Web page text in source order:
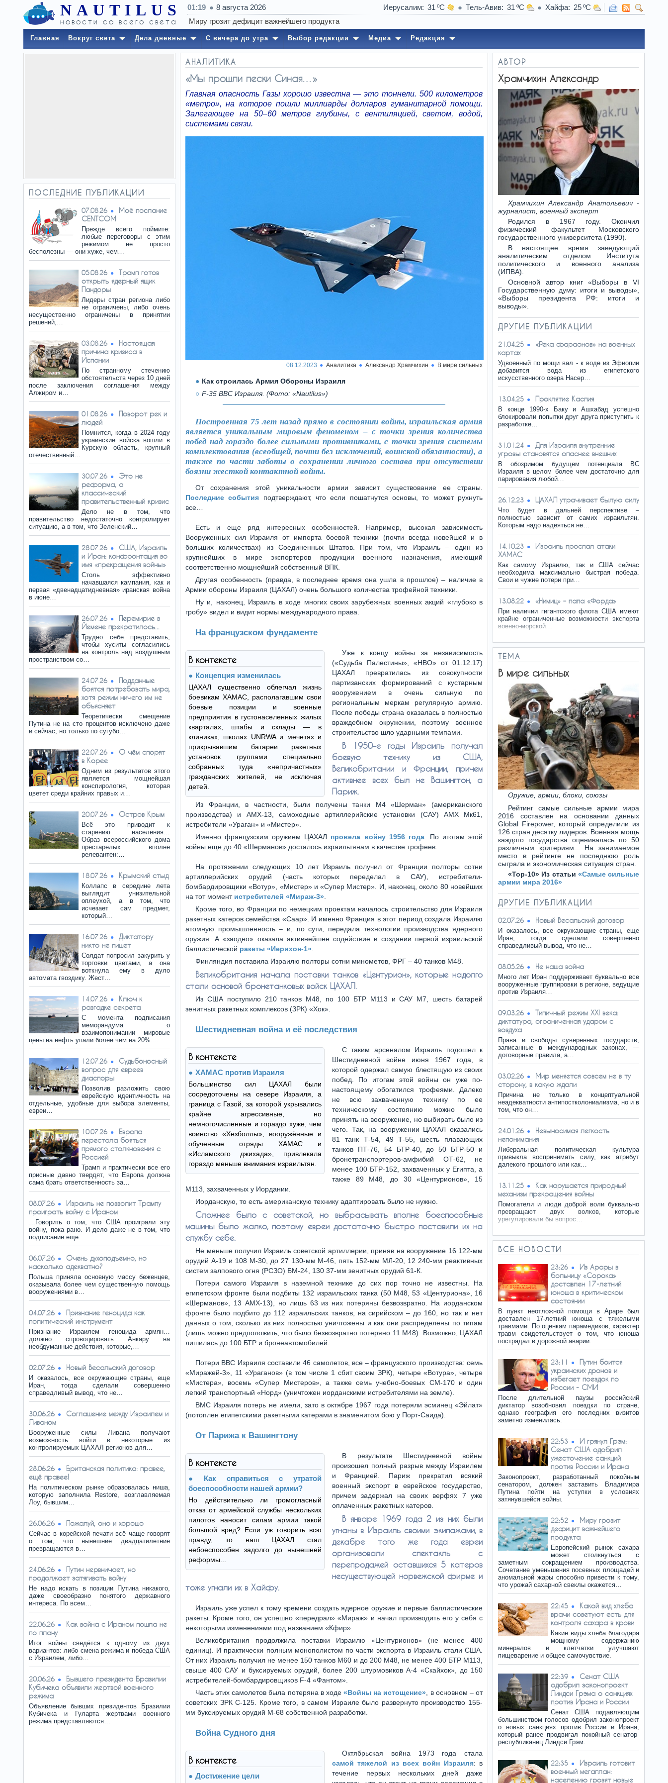
NAUTILUS
новости со всего света
01:19 8 августа 2026 Иерусалим 31 Тель-Авив 31 Хайфа
25
Главная Вокруг света Дела дневные С вечера до утра Выбор редакции Медиа Редакция
ПОСЛЕДНИЕ ПУБЛИКАЦИИ
07.08.26
Моё послание
CENTCOM
Прежде всего поймите:
любые переговоры с этим
режимом не просто
бесполезны — они хуже, чем…
05.08.26
Трамп готов
открыть ядерный ящик
Пандоры
Лидеры стран региона либо
не ограничены, либо очень
несущественно ограничены в принятии
решений,…
03.08.26
Настоящая
причина кризиса в
Испании
По странному стечению
обстоятельств через 10 дней
после заключения соглашения между
Алжиром и…
01.08.26
Поворот рек и
людей
Помнится, когда в 2024 году
украинские войска вошли в
Курскую область, крупный
отечественный…
30.07.26
Это не
реформа, а
классический
правительственный кризис
Дело не в том, что
правительство недостаточно контролирует
ситуацию, а в том, что Зеленский…
28.07.26
США, Израиль
и Иран: конфронтация во
имя «прекращения войны»
Столь эффективно
начавшаяся кампания, как и
первая «двенадцатидневная» иранская война
в июне…
26.07.26
Перемирие в
Йемене прекратилось...
Трудно себе представить,
чтобы хуситы согласились
на контроль над воздушным
пространством со…
24.07.26
Подданные
боятся потребовать мира,
хотя режим ничего им не
объясняет
Теоретически смещение
Путина не на сто процентов исключено даже
и сейчас, но только по сугубо…
22.07.26
О чём спорят
в Корее
Одним из результатов этого
является мощнейшая
конспирология, которая
цветет среди крайних правых и…
20.07.26 Остров Крым
Всё это приводит к
старению населения…
Образ всероссийского дома
престарелых вполне
релевантен:…
18.07.26 Крымский стыд
Коллапс в середине лета
выглядит унизительной
оплеухой, а в том, что
исчезает сам предмет,
который…
16.07.26
Диктатору
никто не пишет
Солдат попросил закурить у
торговки цветами, а она
воткнула ему в дуло
автомата гвоздику. Жест…
14.07.26
Ключ к
разгадке секрета
С момента подписания
меморандума о
взаимопонимании мировые
цены на нефть упали более чем на 20%.…
12.07.26
Судьбоносный
вопрос для евреев
диаспоры
Позволив разложить свою
еврейскую идентичность на
отдельные, удобные для выбора элементы,
евреи…
10.07.26
Европа
перестала бояться
прямого столкновения с
Россией
Трамп и практически все его
присные давно твердят, что Европа должна
сама брать ответственность за…
08.07.26
Израиль не позволит Трампу
проиграть войну с Ираном
…Говорить о том, что США проиграли эту
войну, пока рано. И дело даже не в том, что
подписание еще…
06.07.26
Очень духоподъемно, но
насколько адекватно?
Польша приняла основную массу беженцев,
оказывала более чем существенную помощь
вооружениями в…
04.07.26
Признание геноцида как
политический инструмент
Признание Израилем геноцида армян…
должно спровоцировать Анкару на
необдуманные действия, которые,…
02.07.26 Новый Весальский договор
И оказалось, все окружающие страны, еще
Иран, тогда сделали совершенно
справедливый вывод, что не…
30.06.26
Соглашение между Израилем и
Ливаном
Вооруженные силы Ливана получают
возможность войти в некоторые из
контролируемых ЦАХАЛ регионов для…
28.06.26
Британская политика: правее,
ещё правее!
На политическом рынке образовалась ниша,
которую заполнила Restore, возглавляемая
Лоу, бывшим…
26.06.26 Пожалуй, оно и хорошо
Сейчас в корейской печати всё чаще говорят
о том, что нынешние двадцатилетние
превращаются в…
24.06.26
Путин нервничает, но
продолжает затягивать войну
Не надо искать в позиции Путина никакого,
даже своеобразно понятого державного
интереса. По всем…
22.06.26
Как война с Ираном пошла не
по плану
Итог войны сведётся к одному из двух
вариантов: либо смена режима и победа США
с Израилем, либо…
20.06.26
Бывшего президента Бразилии
Кубичека объявили жертвой военного
режима
Объявление бывших президентов Бразилии
Кубичека и Гуларта жертвами военного
режима представляются…
АНАЛИТИКА
«Мы прошли пески Синая…»
Главная опасность Газы хорошо известна — это тоннели. 500 километров
«метро», на которое пошли миллиарды долларов гуманитарной помощи.
Залегающее на 50–60 метров глубины, с вентиляцией, светом, водой,
системами связи.
08.12.2023 Аналитика Александр Храмчихин В мире сильных
Как строилась Армия Обороны Израиля
F-35 ВВС Израиля. (Фото: «Nautilus»)
Построенная 75 лет назад прямо в состоянии войны, израильская армия
является уникальным мировым феноменом – с точки зрения количества
побед над гораздо более сильными противниками, с точки зрения системы
комплектования (всеобщей, почти без исключений, воинской обязанности), а
также по части заботы о сохранении личного состава при отсутствии
боязни жесткой контактной войны.
От сохранения этой уникальности армии зависит существование ее страны.
Последние события подтверждают, что если пошатнутся основы, то может рухнуть
все…
Есть и еще ряд интересных особенностей. Например, высокая зависимость
Вооруженных сил Израиля от импорта боевой техники (почти всегда новейшей и в
больших количествах) из Соединенных Штатов. При том, что Израиль – один из
крупнейших в мире экспортеров продукции военного назначения, имеющий
соответственно мощнейший собственный ВПК.
Другая особенность (правда, в последнее время она ушла в прошлое) – наличие в
Армии обороны Израиля (ЦАХАЛ) очень большого количества трофейной техники.
Ну и, наконец, Израиль в ходе многих своих зарубежных военных акций «глубоко в
гробу» видел и видит нормы международного права.
На французском фундаменте
В контексте
Концепция изменилась
ЦАХАЛ существенно облегчал жизнь
боевикам ХАМАС, располагавшим свои
боевые позиции и военные
предприятия в густонаселенных жилых
кварталах, штабы и склады — в
клиниках, школах UNRWA и мечетях и
прикрывавшим батареи ракетных
установок группами специально
собранных туда «непричастных»
гражданских жителей, не исключая
детей.
Уже к концу войны за независимость
(«Судьба Палестины», «НВО» от 01.12.17)
ЦАХАЛ превратилась из совокупности
партизанских формирований с кустарным
вооружением в очень сильную по
региональным меркам регулярную армию.
После победы страна оказалась в полностью
враждебном окружении, поэтому военное
строительство шло ударными темпами.
В 1950-е годы Израиль получал
боевую технику из США,
Великобритании и Франции, причем
активнее всех был не Вашингтон, а
Париж.
Из Франции, в частности, были получены танки М4 «Шерман» (американского
производства) и АМХ-13, самоходные артиллерийские установки (САУ) АМХ Мк61,
истребители «Ураган» и «Мистер».
Именно французским оружием ЦАХАЛ провела войну 1956 года. По итогам этой
войны еще до 40 «Шерманов» досталось израильтянам в качестве трофеев.
На протяжении следующих 10 лет Израиль получил от Франции полторы сотни
артиллерийских орудий (часть которых переделал в САУ), истребители-
бомбардировщики «Вотур», «Мистер» и «Супер Мистер». И, наконец, около 80 новейших
на тот момент истребителей «Мираж-3»
Кроме того, во Франции по немецким проектам началось строительство для Израиля
ракетных катеров семейства «Саар». И именно Франция в этот период создала Израилю
атомную промышленность – и, по сути, передала технологии производства ядерного
оружия. А «заодно» оказала активнейшее содействие в создании первой израильской
баллистической ракеты «Иерихон-1»
Финляндия поставила Израилю полторы сотни минометов, ФРГ – 40 танков М48.
Великобритания начала поставки танков «Центурион», которые надолго
стали основой бронетанковых войск ЦАХАЛ.
Из США поступило 210 танков М48, по 100 БТР М113 и САУ М7, шесть батарей
зенитных ракетных комплексов (ЗРК) «Хок».
Шестидневная война и её последствия
В контексте
ХАМАС против Израиля
Большинство сил ЦАХАЛ были
сосредоточены на севере Израиля, а
граница с Газой, за которой укрывались
крайне агрессивные, но
немногочисленные и гораздо хуже, чем
воинство «Хезболлы», вооружённые и
обученные отряды ХАМАС и
«Исламского джихада», привлекала
гораздо меньше внимания израильтян.
С таким арсеналом Израиль подошел к
Шестидневной войне июня 1967 года, в
которой одержал самую блестящую из своих
побед. По итогам этой войны он уже по-
настоящему обогатился трофеями. Далеко
не всю захваченную технику по ее
техническому состоянию можно было
принять на вооружение, но выбирать было из
чего. Так, на вооружении ЦАХАЛ оказались
81 танк Т-54, 49 Т-55, шесть плавающих
танков ПТ-76, 54 БТР-40, до 50 БТР-50 и
бронетранспортеров-амфибий ОТ-62, не
менее 100 БТР-152, захваченных у Египта, а
также 89 М48, до 30 «Центурионов», 15
М113, захваченных у Иордании.
Иорданскую, то есть американскую технику адаптировать было не нужно.
Сложнее было с советской, но выбрасывать вполне боеспособные
машины было жалко, поэтому евреи достаточно быстро поставили их на
службу себе.
Не меньше получил Израиль советской артиллерии, приняв на вооружение 16 122-мм
орудий А-19 и 108 М-30, до 27 130-мм М-46, пять 152-мм МЛ-20, 12 240-мм реактивных
систем залпового огня (РСЗО) БМ-24, 130 37-мм зенитных орудий 61-К.
Потери самого Израиля в наземной технике до сих пор точно не известны. На
египетском фронте были подбиты 132 израильских танка (50 М48, 53 «Центуриона», 16
«Шерманов», 13 АМХ-13), но лишь 63 из них потеряны безвозвратно. На иорданском
фронте было подбито до 112 израильских танков, на сирийском – до 160, но так и нет
данных о том, сколько из них полностью уничтожены и как они распределены по типам
(лишь можно предположить, что было безвозвратно потеряно 11 М48). Возможно, ЦАХАЛ
лишилась до 100 БТР и бронеавтомобилей.
Потери ВВС Израиля составили 46 самолетов, все – французского производства: семь
«Миражей-3», 11 «Ураганов» (в том числе 1 сбит своим ЗРК), четыре «Вотура», четыре
«Мистера», восемь «Супер Мистеров», а также семь учебно-боевых СМ-170 и один
легкий транспортный «Норд» (уничтожен иорданскими истребителями на земле).
ВМС Израиля потерь не имели, зато в октябре 1967 года потеряли эсминец «Эйлат»
(потоплен египетскими ракетными катерами в знаменитом бою у Порт-Саида).
От Парижа к Вашингтону
В контексте
Как справиться с утратой
боеспособности нашей армии?
Но действительно ли громогласный
отказ от армейской службы нескольких
пилотов наносит силам армии такой
большой вред? Если уж говорить всю
правду, то наш ЦАХАЛ стал
небоеспособен задолго до нынешней
реформы...
В результате Шестидневной войны
произошел полный разрыв между Израилем
и Францией. Париж прекратил всякий
военный экспорт в еврейское государство,
причем задержал на своих верфях 7 уже
оплаченных ракетных катеров.
В январе 1969 года 2 из них были
угнаны в Израиль своими экипажами, в
декабре того же года евреи
организовали спектакль с
перепродажей оставшихся 5 катеров
несуществующей норвежской фирме и
тоже угнали их в Хайфу.
Израиль уже успел к тому времени создать ядерное оружие и первые баллистические
ракеты. Кроме того, он успешно «передрал» «Мираж» и начал производить его у себя с
некоторыми изменениями под названием «Кфир».
Великобритания продолжила поставки Израилю «Центурионов» (не менее 400
единиц). И практически полным монополистом по части экспорта в Израиль стали США.
От них Израиль получил не менее 150 танков М60 и до 200 М48, не менее 400 БТР М113,
свыше 400 САУ и буксируемых орудий, более 200 штурмовиков А-4 «Скайхок», до 150
истребителей-бомбардировщиков F-4 «Фантом».
Часть этих самолетов была потеряна в ходе«Войны на истощение» , в основном – от
советских ЗРК С-125. Кроме того, в самом Израиле было развернуто производство 155-
мм буксируемых орудий М-68 собственной разработки.
Война Судного дня
В контексте
Достижение цели
Октябрьская война 1973 года стала
самой тяжелой из всех войн Израиля: в
течение первых нескольких дней даже
АВТОР
Храмчихин Александр
Храмчихин Александр Анатольевич -
журналист, военный эксперт
Родился в 1967 году. Окончил
физический факультет Московского
государственного университета (1990).
В настоящее время заведующий
аналитическим отделом Института
политического и военного анализа
(ИПВА).
Основной автор книг «Выборы в VI
Государственную думу: итоги и выводы»,
«Выборы президента РФ: итоги и
выводы».
ДРУГИЕ ПУБЛИКАЦИИ
21.04.25
«Река фараонов» на военных
картах
Удвоенный по мощи вал - к воде из Эфиопии
добавится вода из египетского
искусственного озера Насер…
13.04.25 Проклятие Каспия
В конце 1990-х Баку и Ашхабад успешно
блокировали попытки друг друга приступить к
разработке…
31.01.24
Для Израиля внутренние
угрозы становятся опаснее внешних
В обозримом будущем потенциала ВС
Израиля в целом более чем достаточно для
парирования любой…
26.12.23 ЦАХАЛ утрачивает былую силу
Что будет в дальней перспективе –
полностью зависит от самих израильтян.
Которым надо надеяться не…
14.10.23
Израиль проспал атаки
ХАМАС
Как самому Израилю, так и США сейчас
необходима максимально быстрая победа.
Свои и чужие потери при…
13.08.22 «Нимиц» – папа «Форда»
При наличии гигантского флота США имеют
крайне ограниченные возможности экспорта
военно-морской…
ТЕМА
В мире сильных
Оружие, армии, блоки, союзы
Рейтинг самые сильные армии мира
2016 составлен на основании данных
Global Firepower, который определили из
126 стран десятку лидеров. Военная мощь
каждого государства оценивалась по 50
различным критериям... На занимаемое
место в рейтинге не последнюю роль
сыграла и экономическая ситуация стран.
«Top-10» Из статьи «Самые сильные
армии мира 2016»
ДРУГИЕ ПУБЛИКАЦИИ
02.07.26 Новый Весальский договор
И оказалось, все окружающие страны, еще
Иран, тогда сделали совершенно
справедливый вывод, что не…
08.05.26 Не наша война
Много лет Иран поддерживает буквально все
вооруженные группировки в регионе, ведущие
против Израиля…
09.03.26
Типичный режим XXI века:
диктатура, ограниченная ударом с
воздуха
Права и свободы суверенных государств,
записанные в международных законах, —
договорные правила, а…
03.02.26
Мир меняется совсем не в ту
сторону, в какую ждали
Причина не только в концептуальной
неадекватности антипостколониализма, но и в
том, что он…
24.01.26
Невыносимая легкость
непонимания
Либеральная политическая культура
привыкла воспринимать силу, как атрибут
далекого прошлого или как…
13.11.25
Как нарушается природный
механизм прекращения войны
Помогатели и люди доброй воли буквально
превращают двух волков, которые
урегулировали бы вопрос…
ВСЕ НОВОСТИ
23:26
Из Арары в
больницу «Сорока»
доставлен 17-летний
юноша в критическом
состоянии
В пункт неотложной помощи в Араре был
доставлен 17-летний юноша с тяжелыми
травмами. По оценкам парамедиков, характер
травм свидетельствует о том, что юноша
пострадал в дорожной аварии.
23:11
Путин боится
украинских дронов и
избегает поездок по
России - СМИ
После длительной паузы российский
диктатор возобновил поездки по стране,
однако география его последних визитов
заметно изменилась.
22:53
И грянул Грэм:
Сенат США одобрил
ужесточение санкций
против России и Ирана
Законопроект, разработанный покойным
сенатором, должен заставить Владимира
Путина пойти на уступки в условиях
затянувшейся войны.
22:52
Миру грозит
дефицит важнейшего
продукта
Европейский рынок сахара
может столкнуться с
заметным сокращением производства.
Сочетание уменьшения посевных площадей и
аномальной жары способно привести к тому,
что урожай сахарной свеклы окажется…
22:45
Какой вид хлеба
врачи советуют есть для
контроля сахара в крови
Какие виды хлеба благодаря
мощному содержанию
минералов и клетчатки улучшают
пищеварение и общее самочувствие.
22:39
Сенат США
одобрил законопроект
Линдси Грэма о санкциях
против Ирана и России
Сенат США подавляющим
большинством голосов одобрил законопроект
о новых санкциях против России и Ирана,
который ранее продвигал покойный сенатор-
республиканец Линдси Грэм.
22:35
Израиль готовит
военный мегаплан:
населению грозят новые